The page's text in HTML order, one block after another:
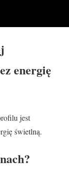
energię
jest
świetlną.